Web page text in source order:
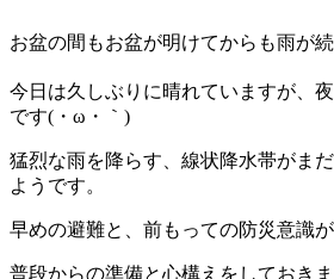
お盆の間もお盆が明けてからも雨が
今日は久しぶりに晴れていますが、
です(・ω・｀)
猛烈な雨を降らす、線状降水帯がま
ようです。
早めの避難と、前もっての防災意識が
普段からの準備と心構えをしておきま